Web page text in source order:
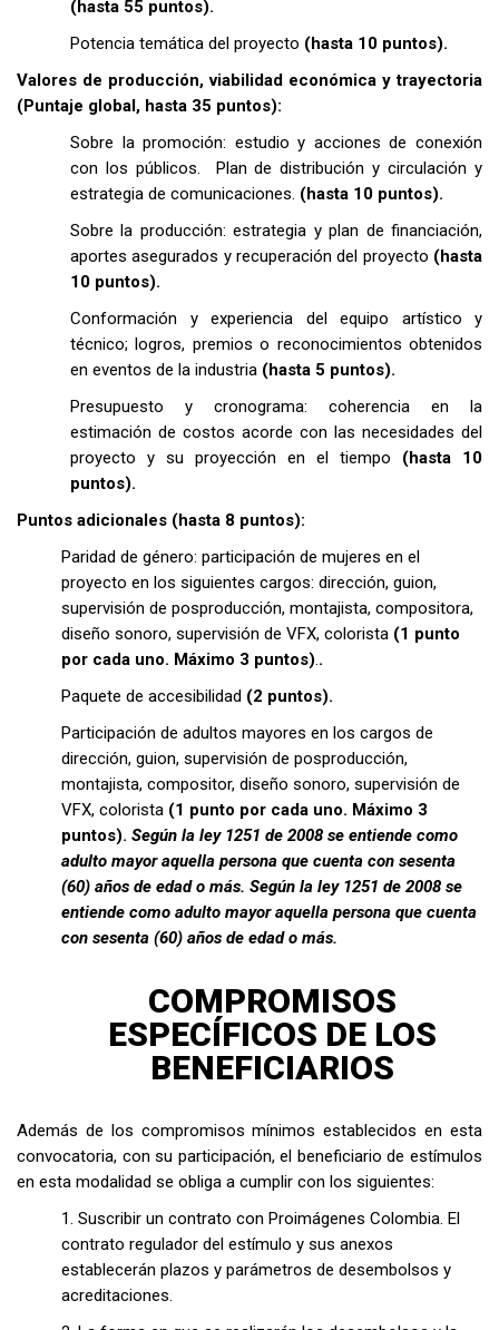
(hasta 55 puntos).
Potencia temática del proyecto (hasta 10 puntos).
Valores de producción, viabilidad económica y trayectoria
(Puntaje global, hasta 35 puntos):
Sobre la promoción: estudio y acciones de conexión
con los públicos. Plan de distribución y circulación y
estrategia de comunicaciones. (hasta 10 puntos).
Sobre la producción: estrategia y plan de financiación,
aportes asegurados y recuperación del proyecto (hasta
10 puntos).
Conformación y experiencia del equipo artístico y
técnico; logros, premios o reconocimientos obtenidos
en eventos de la industria (hasta 5 puntos).
Presupuesto y cronograma: coherencia en la
estimación de costos acorde con las necesidades del
proyecto y su proyección en el tiempo (hasta 10
puntos).
Puntos adicionales (hasta 8 puntos):
Paridad de género: participación de mujeres en el
proyecto en los siguientes cargos: dirección, guion,
supervisión de posproducción, montajista, compositora,
diseño sonoro, supervisión de VFX, colorista (1 punto
por cada uno. Máximo 3 puntos)..
Paquete de accesibilidad (2 puntos).
Participación de adultos mayores en los cargos de
dirección, guion, supervisión de posproducción,
montajista, compositor, diseño sonoro, supervisión de
VFX, colorista (1 punto por cada uno. Máximo 3
puntos). Según la ley 1251 de 2008 se entiende como
adulto mayor aquella persona que cuenta con sesenta
(60) años de edad o más. Según la ley 1251 de 2008 se
entiende como adulto mayor aquella persona que cuenta
con sesenta (60) años de edad o más.
COMPROMISOS
ESPECÍFICOS DE LOS
BENEFICIARIOS
Además de los compromisos mínimos establecidos en esta
convocatoria, con su participación, el beneficiario de estímulos
en esta modalidad se obliga a cumplir con los siguientes:
1. Suscribir un contrato con Proimágenes Colombia. El
contrato regulador del estímulo y sus anexos
establecerán plazos y parámetros de desembolsos y
acreditaciones.